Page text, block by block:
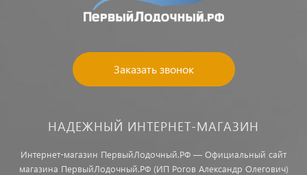
Заказать звонок
НАДЕЖНЫЙ ИНТЕРНЕТ-МАГАЗИН
Интернет-магазин ПервыйЛодочный.РФ — Официальный сайт
магазина ПервыйЛодочный.РФ (ИП Рогов Александр Олегович)